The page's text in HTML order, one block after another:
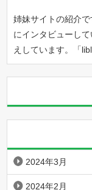
姉妹サイトの紹介
にインタビューし
えしています。「
2024年3月
2024年2月